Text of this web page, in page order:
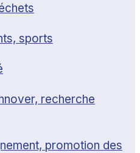
sports
recherche
promotion des